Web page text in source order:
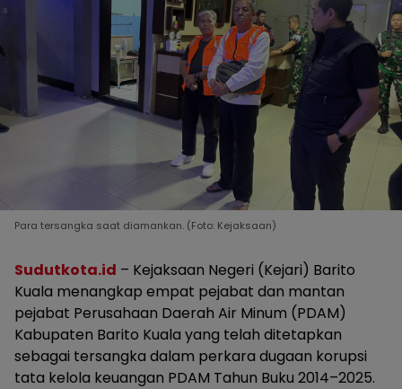
Para tersangka saat diamankan. (Foto: Kejaksaan)
Sudutkota.id – Kejaksaan Negeri (Kejari) Barito
Kuala menangkap empat pejabat dan mantan
pejabat Perusahaan Daerah Air Minum (PDAM)
Kabupaten Barito Kuala yang telah ditetapkan
sebagai tersangka dalam perkara dugaan korupsi
tata kelola keuangan PDAM Tahun Buku 2014–2025.